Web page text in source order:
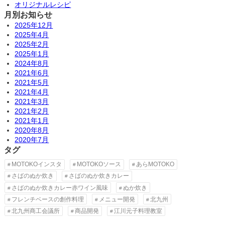
オリジナルレシピ
月別お知らせ
2025年12月
2025年4月
2025年2月
2025年1月
2024年8月
2021年6月
2021年5月
2021年4月
2021年3月
2021年2月
2021年1月
2020年8月
2020年7月
タグ
MOTOKOインスタ MOTOKOソース
あらMOTOKO
さばのぬか炊き
さばのぬか炊きカレー
さばのぬか炊きカレー赤ワイン風味
ぬか炊き
フレンチベースの創作料理
メニュー開発
北九州
北九州商工会議所
商品開発 江川元子料理教室